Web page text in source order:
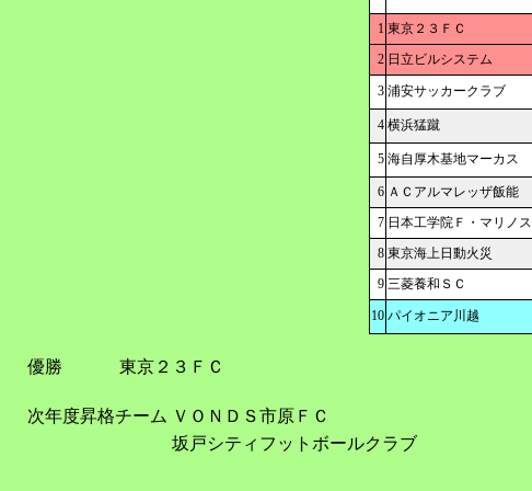
1 東京２３ＦＣ
2 日立ビルシステム
3 浦安サッカークラブ
4 横浜猛蹴
5 海自厚木基地マーカス
6 ＡＣアルマレッザ飯能
7 日本工学院Ｆ・マリノス
8 東京海上日動火災
9 三菱養和ＳＣ
10 パイオニア川越
優勝 東京２３ＦＣ
次年度昇格チーム ＶＯＮＤＳ市原ＦＣ
坂戸シティフットボールクラブ